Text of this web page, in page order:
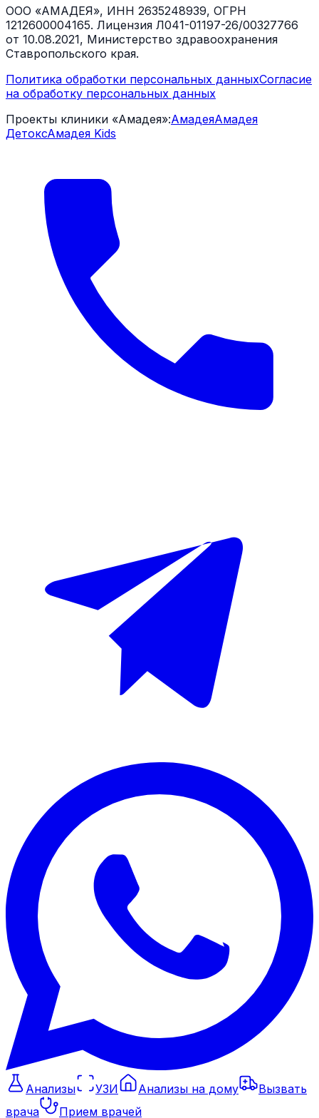
ООО «АМАДЕЯ», ИНН 2635248939, ОГРН
1212600004165. Лицензия Л041-01197-26/00327766
от 10.08.2021, Министерство здравоохранения
Ставропольского края.
Политика обработки персональных данныхСогласие
на обработку персональных данных
Проекты клиники «Амадея»:АмадеяАмадея
ДетоксАмадея Kids
Анализы УЗИ Анализы на дому
Вызвать
врача
Прием врачей